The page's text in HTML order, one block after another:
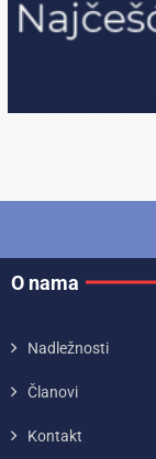
O nama
Nadležnosti
Članovi
Kontakt